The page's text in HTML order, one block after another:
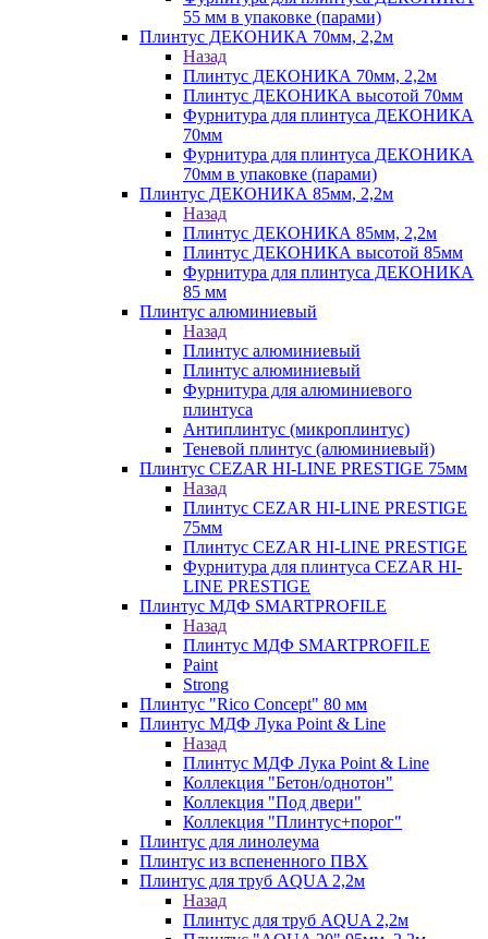
55 мм в упаковке (парами)
Плинтус ДЕКОНИКА 70мм, 2,2м
Назад
Плинтус ДЕКОНИКА 70мм, 2,2м
Плинтус ДЕКОНИКА высотой 70мм
Фурнитура для плинтуса ДЕКОНИКА
70мм
Фурнитура для плинтуса ДЕКОНИКА
70мм в упаковке (парами)
Плинтус ДЕКОНИКА 85мм, 2,2м
Назад
Плинтус ДЕКОНИКА 85мм, 2,2м
Плинтус ДЕКОНИКА высотой 85мм
Фурнитура для плинтуса ДЕКОНИКА
85 мм
Плинтус алюминиевый
Назад
Плинтус алюминиевый
Плинтус алюминиевый
Фурнитура для алюминиевого
плинтуса
Антиплинтус (микроплинтус)
Теневой плинтус (алюминиевый)
Плинтус CEZAR HI-LINE PRESTIGE 75мм
Назад
Плинтус CEZAR HI-LINE PRESTIGE
75мм
Плинтус CEZAR HI-LINE PRESTIGE
Фурнитура для плинтуса CEZAR HI-
LINE PRESTIGE
Плинтус МДФ SMARTPROFILE
Назад
Плинтус МДФ SMARTPROFILE
Paint
Strong
Плинтус "Rico Concept" 80 мм
Плинтус МДФ Лука Point & Line
Назад
Плинтус МДФ Лука Point & Line
Коллекция "Бетон/однотон"
Коллекция "Под двери"
Коллекция "Плинтус+порог"
Плинтус для линолеума
Плинтус из вспененного ПВХ
Плинтус для труб AQUA 2,2м
Назад
Плинтус для труб AQUA 2,2м